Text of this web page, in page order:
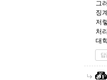
그
징
저
처
대
답